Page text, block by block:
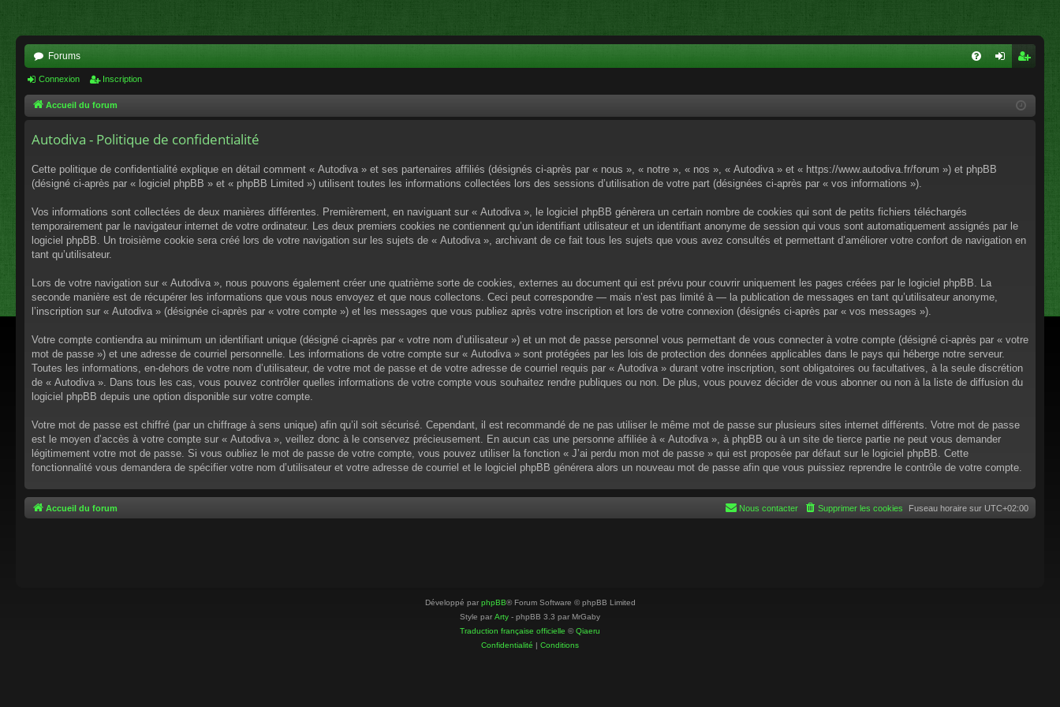
Forums
cri
Connexion Inscription
Accueil du forum
Autodiva - Politique de confidentialité
Cette politique de confidentialité explique en détail comment « Autodiva » et ses partenaires affiliés (désignés ci-après par « nous », « notre », « nos », « Autodiva » et « https://www.autodiva.fr/forum ») et phpBB
(désigné ci-après par « logiciel phpBB » et « phpBB Limited ») utilisent toutes les informations collectées lors des sessions d’utilisation de votre part (désignées ci-après par « vos informations »).
Vos informations sont collectées de deux manières différentes. Premièrement, en naviguant sur « Autodiva », le logiciel phpBB génèrera un certain nombre de cookies qui sont de petits fichiers téléchargés
temporairement par le navigateur internet de votre ordinateur. Les deux premiers cookies ne contiennent qu’un identifiant utilisateur et un identifiant anonyme de session qui vous sont automatiquement assignés par le
logiciel phpBB. Un troisième cookie sera créé lors de votre navigation sur les sujets de « Autodiva », archivant de ce fait tous les sujets que vous avez consultés et permettant d’améliorer votre confort de navigation en
tant qu’utilisateur.
Lors de votre navigation sur « Autodiva », nous pouvons également créer une quatrième sorte de cookies, externes au document qui est prévu pour couvrir uniquement les pages créées par le logiciel phpBB. La
seconde manière est de récupérer les informations que vous nous envoyez et que nous collectons. Ceci peut correspondre — mais n’est pas limité à — la publication de messages en tant qu’utilisateur anonyme,
l’inscription sur « Autodiva » (désignée ci-après par « votre compte ») et les messages que vous publiez après votre inscription et lors de votre connexion (désignés ci-après par « vos messages »).
Votre compte contiendra au minimum un identifiant unique (désigné ci-après par « votre nom d’utilisateur ») et un mot de passe personnel vous permettant de vous connecter à votre compte (désigné ci-après par « votre
mot de passe ») et une adresse de courriel personnelle. Les informations de votre compte sur « Autodiva » sont protégées par les lois de protection des données applicables dans le pays qui héberge notre serveur.
Toutes les informations, en-dehors de votre nom d’utilisateur, de votre mot de passe et de votre adresse de courriel requis par « Autodiva » durant votre inscription, sont obligatoires ou facultatives, à la seule discrétion
de « Autodiva ». Dans tous les cas, vous pouvez contrôler quelles informations de votre compte vous souhaitez rendre publiques ou non. De plus, vous pouvez décider de vous abonner ou non à la liste de diffusion du
logiciel phpBB depuis une option disponible sur votre compte.
Votre mot de passe est chiffré (par un chiffrage à sens unique) afin qu’il soit sécurisé. Cependant, il est recommandé de ne pas utiliser le même mot de passe sur plusieurs sites internet différents. Votre mot de passe
est le moyen d’accès à votre compte sur « Autodiva », veillez donc à le conservez précieusement. En aucun cas une personne affiliée à « Autodiva », à phpBB ou à un site de tierce partie ne peut vous demander
légitimement votre mot de passe. Si vous oubliez le mot de passe de votre compte, vous pouvez utiliser la fonction « J’ai perdu mon mot de passe » qui est proposée par défaut sur le logiciel phpBB. Cette
fonctionnalité vous demandera de spécifier votre nom d’utilisateur et votre adresse de courriel et le logiciel phpBB générera alors un nouveau mot de passe afin que vous puissiez reprendre le contrôle de votre compte.
Accueil du forum Fuseau horaire sur UTC+02:00
Supprimer les cookies
Nous contacter
Développé par phpBB® Forum Software © phpBB Limited
Style par Arty - phpBB 3.3 par MrGaby
Traduction française officielle ©Qiaeru
Confidentialité | Conditions